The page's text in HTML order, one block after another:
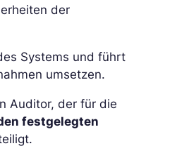
der
Systems und führt
umsetzen.
Auditor, der für die
festgelegten